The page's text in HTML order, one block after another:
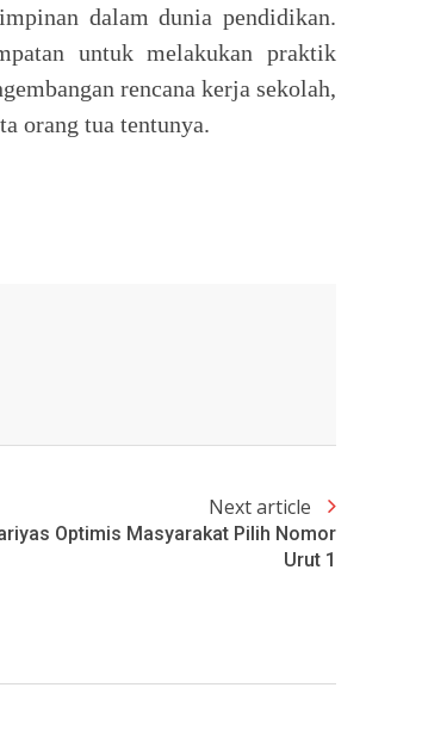
dalam dunia pendidikan.
untuk melakukan praktik
rencana kerja sekolah,
orang tua tentunya.
Next article
Optimis Masyarakat Pilih Nomor
Urut 1